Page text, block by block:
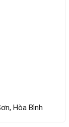
Hòa Bình